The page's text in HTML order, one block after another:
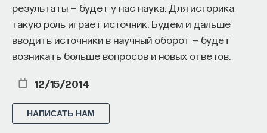
результаты — будет у нас наука. Для историка
такую роль играет источник. Будем и дальше
вводить источники в научный оборот — будет
возникать больше вопросов и новых ответов.
12/15/2014
НАПИСАТЬ НАМ